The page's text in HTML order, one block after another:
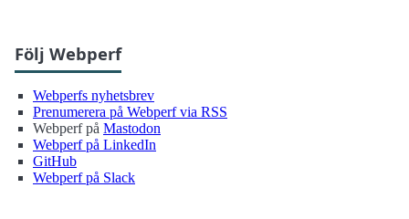
Följ Webperf
Webperfs nyhetsbrev
Prenumerera på Webperf via RSS
Webperf på Mastodon
Webperf på LinkedIn
GitHub
Webperf på Slack